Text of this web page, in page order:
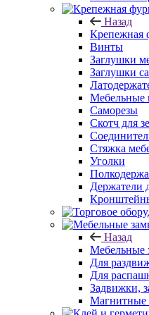
Назад
Крепежная
Винты
Заглушки
Заглушки
Мебельные
Саморезы
Скотч для
Стяжка
Уголки
Держатели
Назад
Мебельные
Для
Для
Задвижки,
Магнитные